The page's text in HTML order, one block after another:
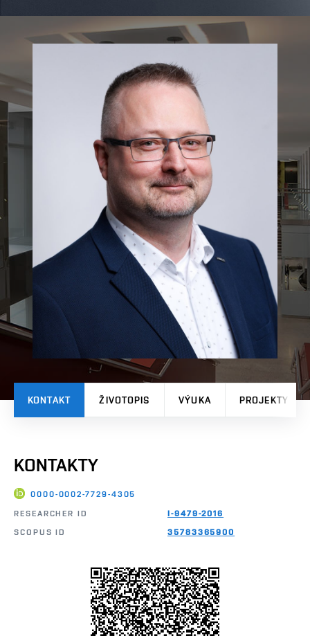
KONTAKT ŽIVOTOPIS VÝUKA PROJEKTY
KONTAKTY
0000-0002-7729-4305
RESEARCHER ID
I-9479-2016
SCOPUS ID
35783365900